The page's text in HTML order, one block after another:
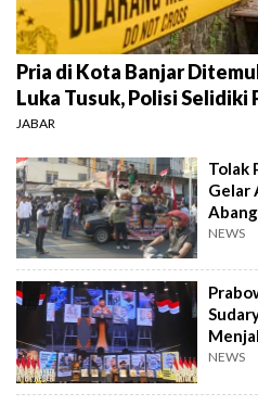
Pria di Kota Banjar
Luka Tusuk, Polisi Selidiki
JABAR
Tolak
Gelar
Abang
NEWS
Tidur
NEWS